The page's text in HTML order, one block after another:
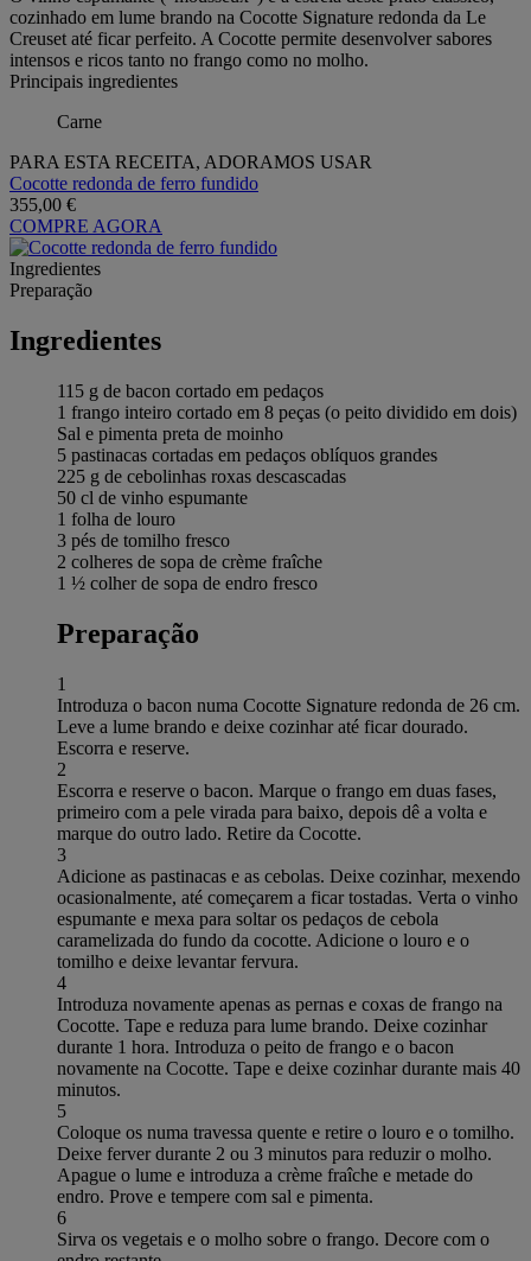
cozinhado em lume brando na Cocotte Signature redonda da Le
Creuset até ficar perfeito. A Cocotte permite desenvolver sabores
intensos e ricos tanto no frango como no molho.
Principais ingredientes
Carne
PARA ESTA RECEITA, ADORAMOS USAR
Cocotte redonda de ferro fundido
355,00 €
COMPRE AGORA
Ingredientes
Preparação
Ingredientes
115 g de bacon cortado em pedaços
1 frango inteiro cortado em 8 peças (o peito dividido em dois)
Sal e pimenta preta de moinho
5 pastinacas cortadas em pedaços oblíquos grandes
225 g de cebolinhas roxas descascadas
50 cl de vinho espumante
1 folha de louro
3 pés de tomilho fresco
2 colheres de sopa de crème fraîche
1 ½ colher de sopa de endro fresco
Preparação
1
Introduza o bacon numa Cocotte Signature redonda de 26 cm.
Leve a lume brando e deixe cozinhar até ficar dourado.
Escorra e reserve.
2
Escorra e reserve o bacon. Marque o frango em duas fases,
primeiro com a pele virada para baixo, depois dê a volta e
marque do outro lado. Retire da Cocotte.
3
Adicione as pastinacas e as cebolas. Deixe cozinhar, mexendo
ocasionalmente, até começarem a ficar tostadas. Verta o vinho
espumante e mexa para soltar os pedaços de cebola
caramelizada do fundo da cocotte. Adicione o louro e o
tomilho e deixe levantar fervura.
4
Introduza novamente apenas as pernas e coxas de frango na
Cocotte. Tape e reduza para lume brando. Deixe cozinhar
durante 1 hora. Introduza o peito de frango e o bacon
novamente na Cocotte. Tape e deixe cozinhar durante mais 40
minutos.
5
Coloque os numa travessa quente e retire o louro e o tomilho.
Deixe ferver durante 2 ou 3 minutos para reduzir o molho.
Apague o lume e introduza a crème fraîche e metade do
endro. Prove e tempere com sal e pimenta.
6
Sirva os vegetais e o molho sobre o frango. Decore com o